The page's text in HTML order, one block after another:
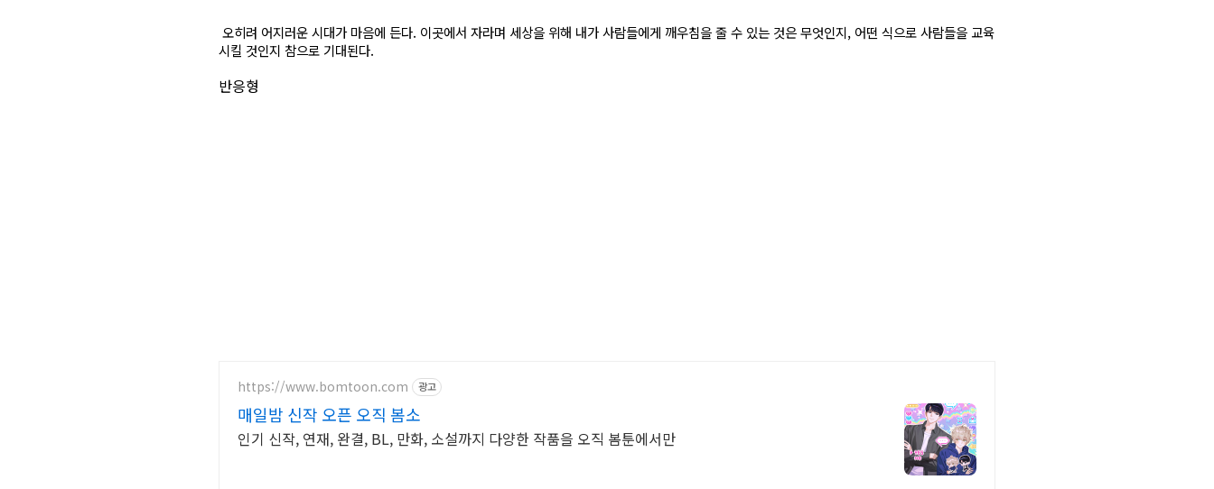
오히려 어지러운 시대가 마음에 든다. 이곳에서 자라며 세상을 위해 내가 사람들에게 깨우침을 줄 수 있는 것은 무엇인지, 어떤 식으로 사람들을 교육
시킬 것인지 참으로 기대된다.
반응형
https://www.bomtoon.com 광고
매일밤 신작 오픈 오직 봄소
인기 신작, 연재, 완결, BL, 만화, 소설까지 다양한 작품을 오직 봄툰에서만